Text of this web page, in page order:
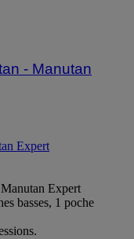
- Manutan
Expert
Expert
basses, 1 poche